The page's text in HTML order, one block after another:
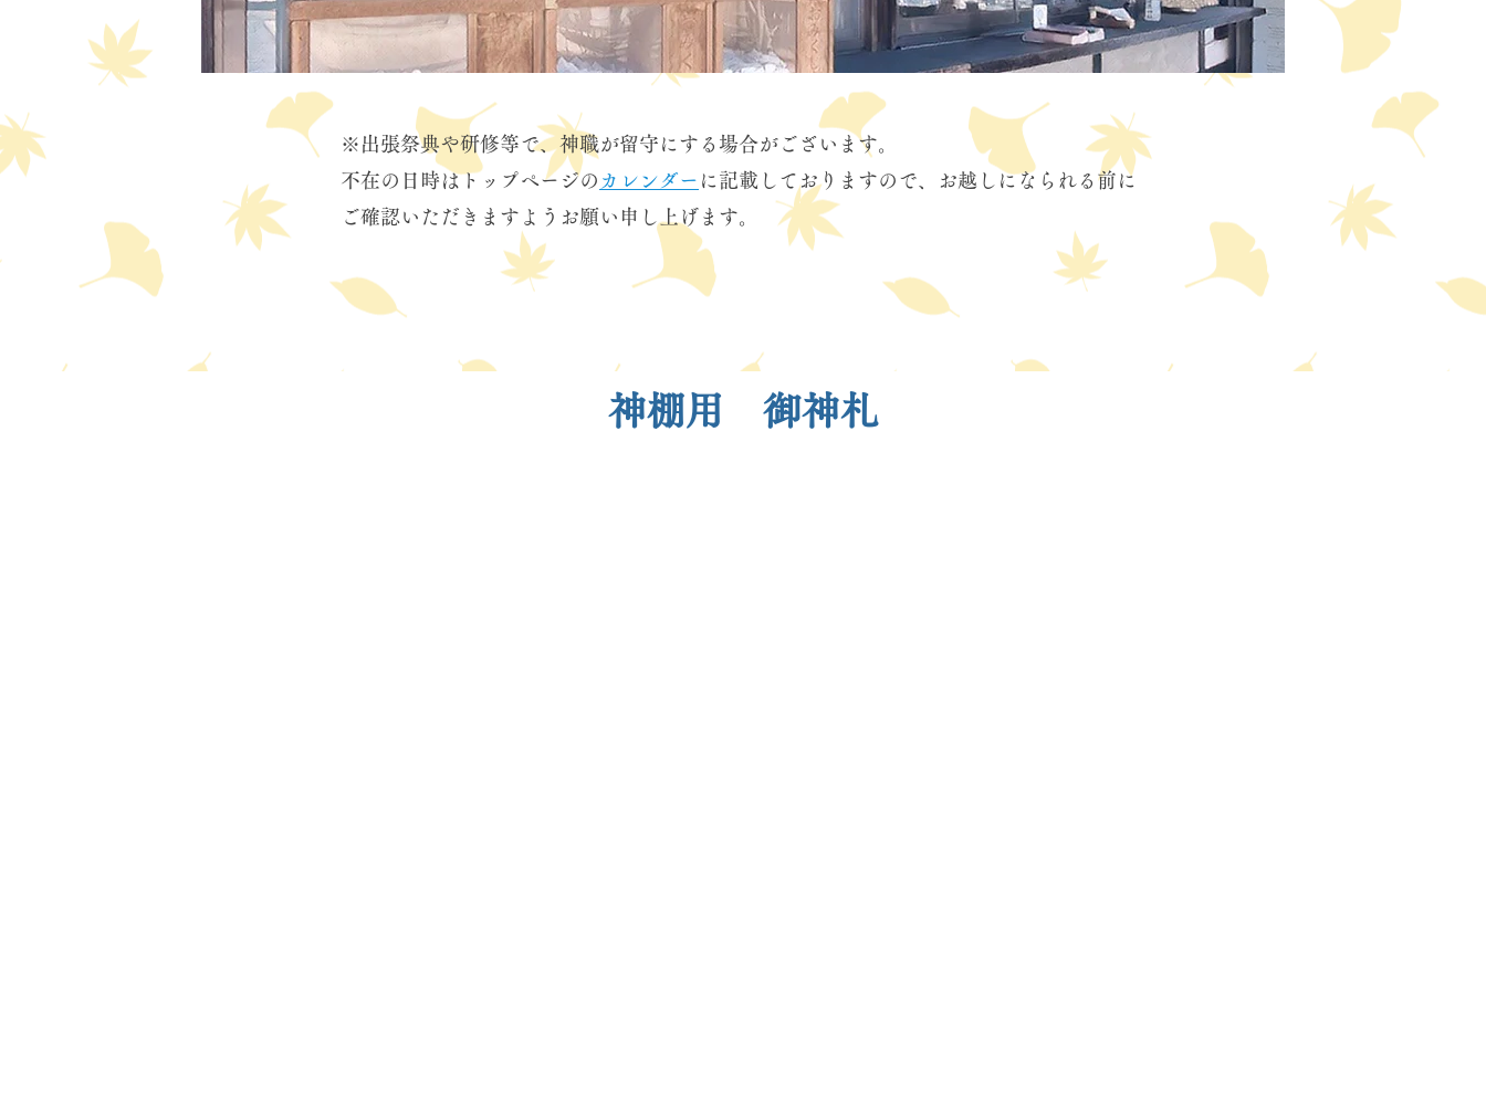
※出張祭典や研修等で、神職が留守にする場合がございます。
不在の日時はトップページの カレンダー に記載しておりますので、お越しになられる前に
ご確認いただきますようお願い申し上げます。
​神棚用 御神札